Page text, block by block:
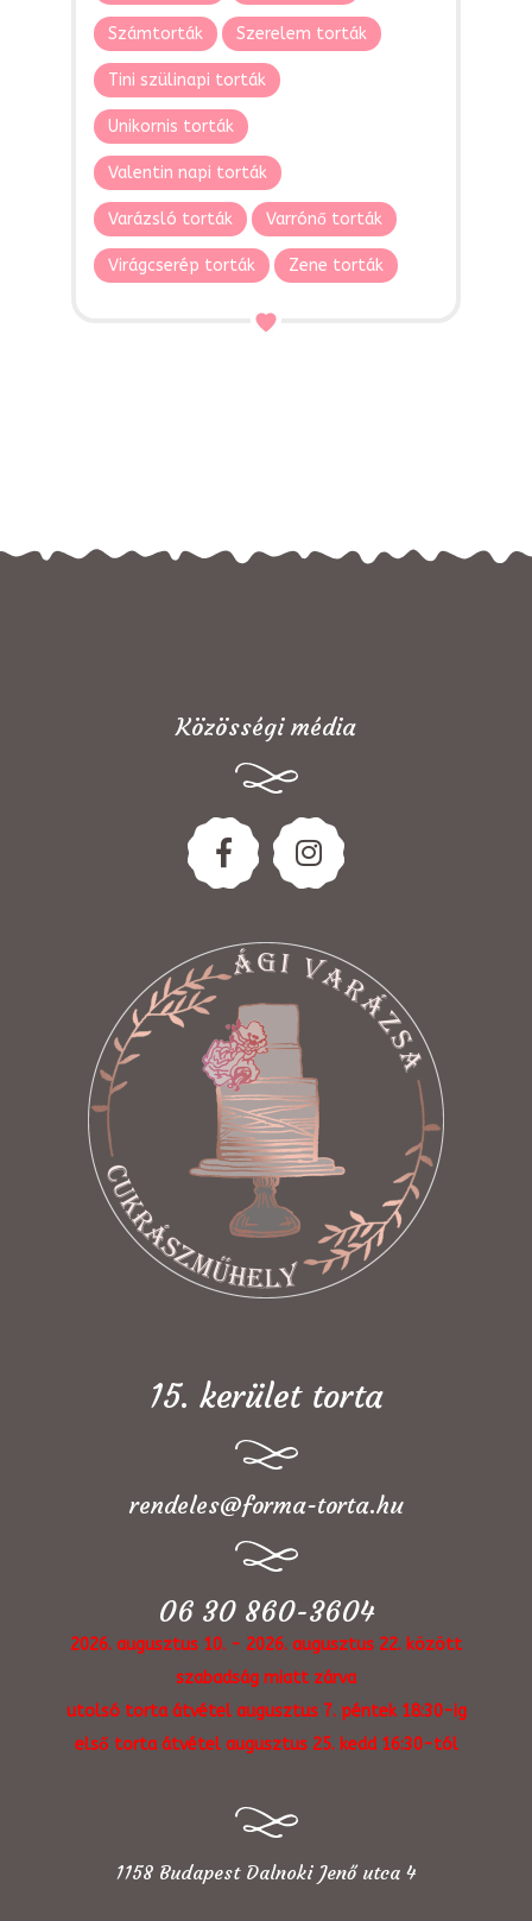
Számtorták Szerelem torták
Tini szülinapi torták
Unikornis torták
Valentin napi torták
Varázsló torták Varrónő torták
Virágcserép torták Zene torták
Közösségi média
15. kerület torta
rendeles@forma-torta.hu
06 30 860-3604
2026. augusztus 10. - 2026. augusztus 22. között
szabadság miatt zárva
utolsó torta átvétel augusztus 7. péntek 18:30-ig
első torta átvétel augusztus 25. kedd 16:30-tól
1158 Budapest Dalnoki Jenő utca 4